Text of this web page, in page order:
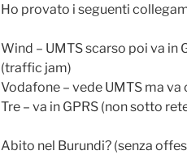
Ho provato i seguenti
Wind – UMTS scarso poi va in
(traffic jam)
Vodafone – vede UMTS ma
Tre – va in GPRS (non sotto
Abito nel Burundi? (senza